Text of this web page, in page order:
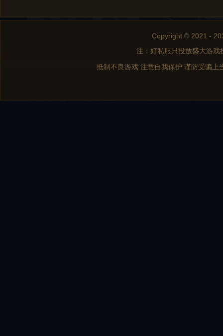
Copyright © 2021 -
注：好私服只投放盛大游
抵制不良游戏 注意自我保护 谨防受骗